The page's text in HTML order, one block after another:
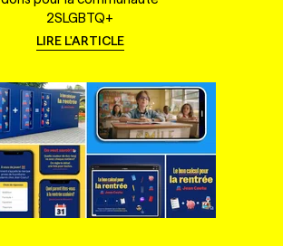
2SLGBTQ+
LIRE L'ARTICLE